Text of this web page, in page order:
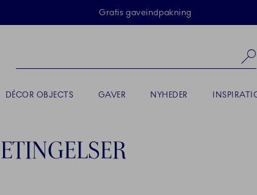
Skip Navigation
Gratis gaveindpakning
DÉCOR OBJECTS GAVER NYHEDER